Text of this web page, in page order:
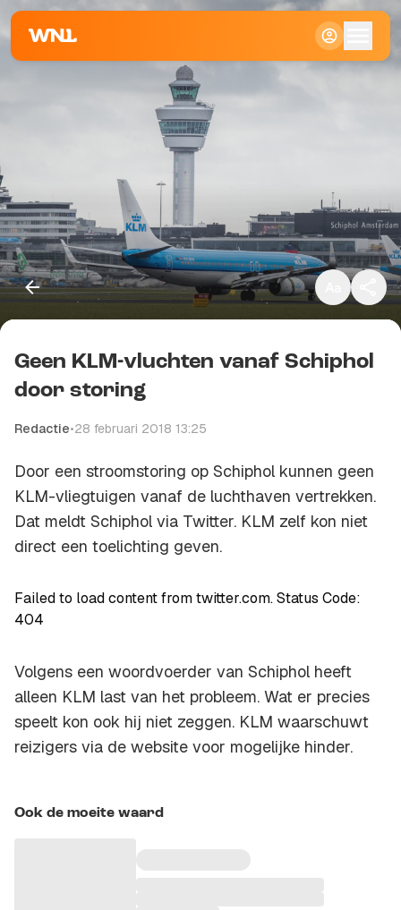
Klein
Standaard
Groot
Kopieer link
Geen KLM-vluchten vanaf Schiphol
door storing
Redactie•28 februari 2018 13:25
Door een stroomstoring op Schiphol kunnen geen
KLM-vliegtuigen vanaf de luchthaven vertrekken.
Dat meldt Schiphol via Twitter. KLM zelf kon niet
direct een toelichting geven.
Failed to load content from twitter.com. Status Code:
404
Volgens een woordvoerder van Schiphol heeft
alleen KLM last van het probleem. Wat er precies
speelt kon ook hij niet zeggen. KLM waarschuwt
reizigers via de website voor mogelijke hinder.
Ook de moeite waard